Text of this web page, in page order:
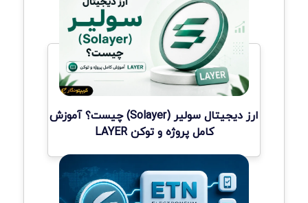
ارز دیجیتال سولیر (Solayer) چیست؟ آموزش
کامل پروژه و توکن LAYER